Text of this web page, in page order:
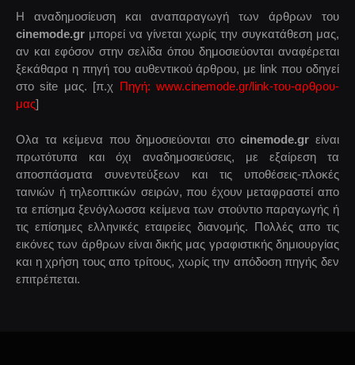
Η αναδημοσίευση και αναπαραγωγή των άρθρων του
cinemode.gr μπορεί να γίνεται χωρίς την συγκατάθεση μας,
αν και εφόσον στην σελίδα όπου δημοσιεύονται αναφέρεται
ξεκάθαρα η πηγή του αυθεντικού άρθρου, με link που οδηγεί
στο site μας. [π.χ Πηγή: www.cinemode.gr/link-του-αρθρου-
μας]
Ολα τα κείμενα που δημοσιεύονται στοcinemode.gr είναι
πρωτότυπα και όχι αναδημοσιεύσεις, με εξαίρεση τα
αποσπάσματα συνεντεύξεων και τις υποθέσεις-πλοκές
ταινιών ή τηλεοπτικών σειρών, που έχουν μεταφραστεί απο
τα επίσημα ξενόγλωσσα κείμενα των στούντιο παραγωγής ή
τις επίσημες ελληνικές εταιρείες διανομής. Πολλές απο τις
εικόνες των άρθρων είναι δικής μας γραφιστικής δημιουργίας
και η χρήση τους απο τρίτους, χωρίς την απόδοση πηγής δεν
επιτρέπεται.